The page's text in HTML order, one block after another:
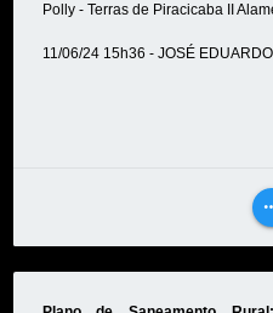
Polly - Terras de Piracicaba II
11/06/24 15h36 - JOSÉ